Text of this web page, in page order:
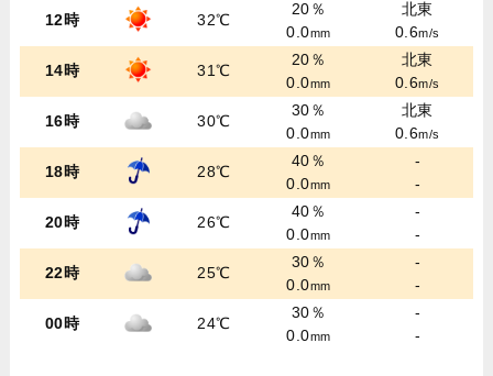
12時 32℃
20％
0.0mm
北東
0.6m/s
14時 31℃
20％
0.0mm
北東
0.6m/s
16時 30℃
30％
0.0mm
北東
0.6m/s
18時 28℃
40％
0.0mm
-
-
20時 26℃
40％
0.0mm
-
-
22時 25℃
30％
0.0mm
-
-
00時 24℃
30％
0.0mm
-
-